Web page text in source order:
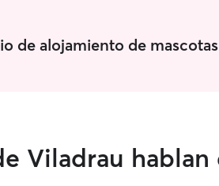
de alojamiento de
Viladrau